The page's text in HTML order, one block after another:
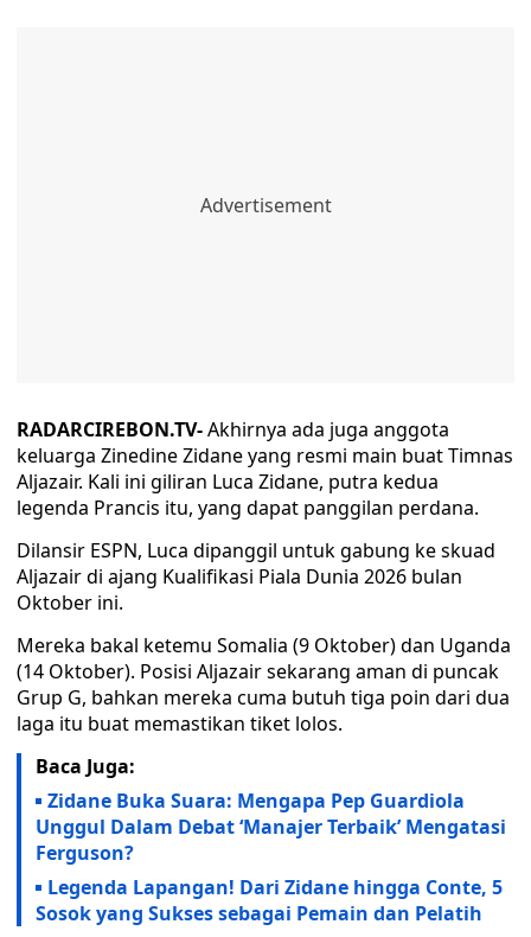
RADARCIREBON.TV-Akhirnya ada juga anggota
keluarga Zinedine Zidane yang resmi main buat Timnas
Aljazair. Kali ini giliran Luca Zidane, putra kedua
legenda Prancis itu, yang dapat panggilan perdana.
Dilansir ESPN, Luca dipanggil untuk gabung ke skuad
Aljazair di ajang Kualifikasi Piala Dunia 2026 bulan
Oktober ini.
Mereka bakal ketemu Somalia (9 Oktober) dan Uganda
(14 Oktober). Posisi Aljazair sekarang aman di puncak
Grup G, bahkan mereka cuma butuh tiga poin dari dua
laga itu buat memastikan tiket lolos.
Baca Juga:
Zidane Buka Suara: Mengapa Pep Guardiola
Unggul Dalam Debat ‘Manajer Terbaik’ Mengatasi
Ferguson?
Legenda Lapangan! Dari Zidane hingga Conte, 5
Sosok yang Sukses sebagai Pemain dan Pelatih